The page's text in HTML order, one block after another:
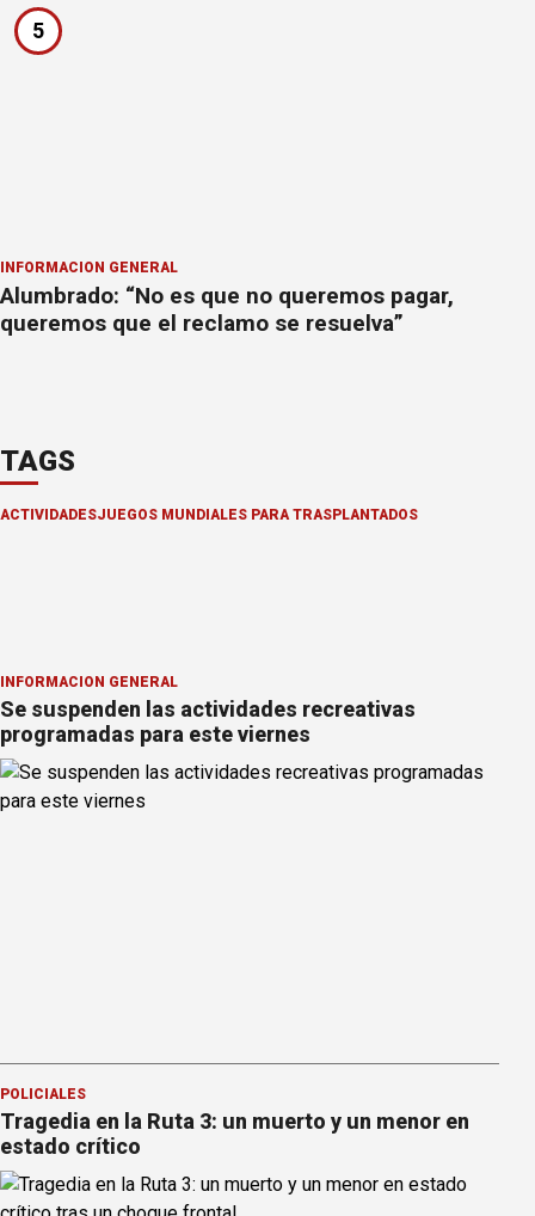
5
INFORMACION GENERAL
Alumbrado: “No es que no queremos pagar,
queremos que el reclamo se resuelva”
TAGS
ACTIVIDADESJUEGOS MUNDIALES PARA TRASPLANTADOS
INFORMACION GENERAL
Se suspenden las actividades recreativas
programadas para este viernes
POLICIALES
Tragedia en la Ruta 3: un muerto y un menor en
estado crítico